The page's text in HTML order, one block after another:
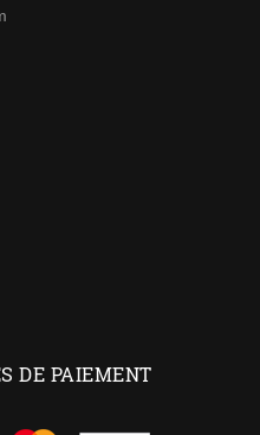
DE PAIEMENT